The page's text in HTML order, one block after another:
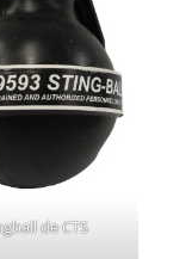
de CTS